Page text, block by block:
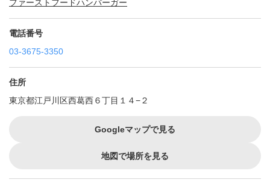
ファーストフードハンバーガー
電話番号
03-3675-3350
住所
東京都江戸川区西葛西６丁目１４−２
Googleマップで見る
地図で場所を見る